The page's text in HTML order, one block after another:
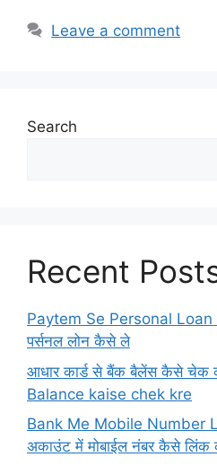
Leave a comment
Search
Recent
Paytem Se Personal Loan
पर्सनल लोन कैसे ले
आधार कार्ड से बैंक बैलेंस कैसे
Balance kaise chek kre
Bank Me Mobile Number
अकाउंट में मोबाईल नंबर कैसे लिंक